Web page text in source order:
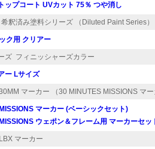
ップコート UVカット 75％ つや消し
希釈済み塗料シリーズ （Diluted Paint Series）
ク用 クリアー
ズ フィニッシャーズカラー
ー Lサイズ
マーカー （30 MINUTES MISSIONS マ
マーカー (ベーシックセット)
ウェポン＆フレーム用 マーカーセッ
LBX マーカー